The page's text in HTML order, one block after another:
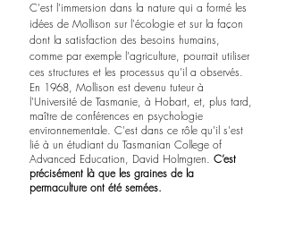
C'est l’immersion dans la nature qui a formé les
idées de Mollison sur l'écologie et sur la façon
dont la satisfaction des besoins humains,
comme par exemple l'agriculture, pourrait utiliser
ces structures et les processus qu'il a observés.
En 1968, Mollison est devenu tuteur à
l'Université de Tasmanie, à Hobart, et, plus tard,
maître de conférences en psychologie
environnementale. C'est dans ce rôle qu'il s'est
lié à un étudiant du Tasmanian College of
Advanced Education, David Holmgren. C’est
précisément là que les graines de la
permaculture ont été semées.